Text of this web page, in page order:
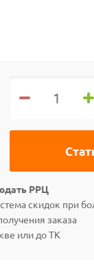
РРЦ
скидок при
заказа
или до ТК